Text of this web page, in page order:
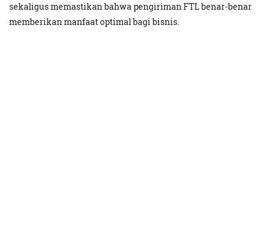
sekaligus memastikan bahwa pengiriman FTL benar-benar
memberikan manfaat optimal bagi bisnis.